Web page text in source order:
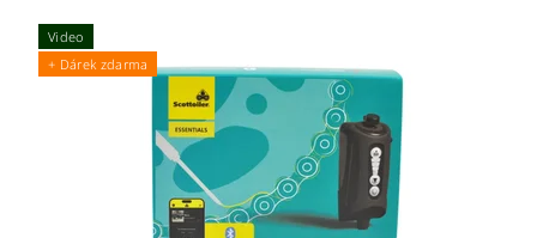
Video
+ Dárek zdarma